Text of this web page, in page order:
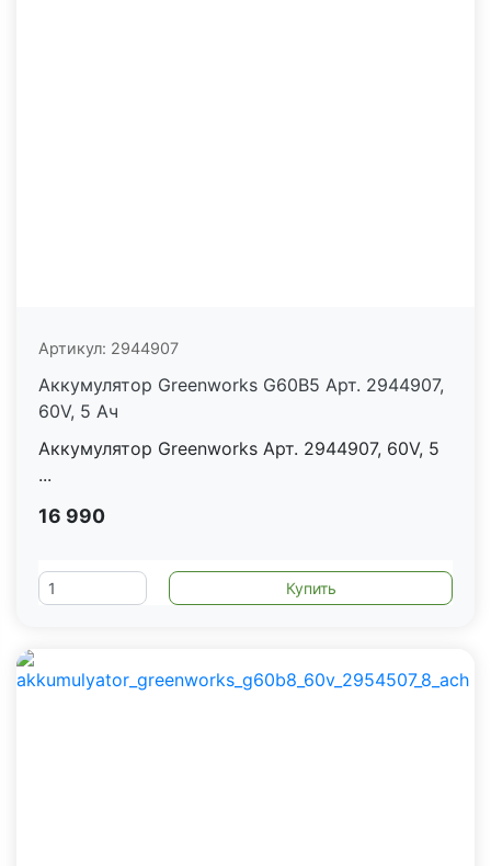
Артикул: 2944907
Аккумулятор Greenworks G60B5 Арт. 2944907,
60V, 5 Ач
Аккумулятор Greenworks Арт. 2944907, 60V, 5
...
16 990